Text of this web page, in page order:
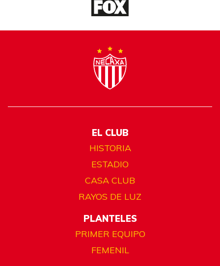
EL CLUB
HISTORIA
ESTADIO
CASA CLUB
RAYOS DE LUZ
PLANTELES
PRIMER EQUIPO
FEMENIL